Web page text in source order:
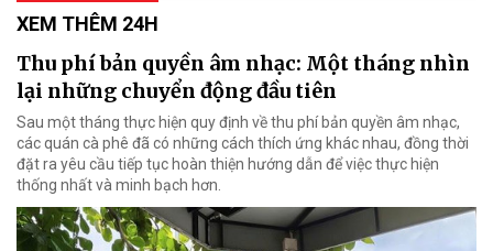
XEM THÊM 24H
Thu phí bản quyền âm nhạc: Một tháng nhìn
lại những chuyển động đầu tiên
Sau một tháng thực hiện quy định về thu phí bản quyền âm nhạc,
các quán cà phê đã có những cách thích ứng khác nhau, đồng thời
đặt ra yêu cầu tiếp tục hoàn thiện hướng dẫn để việc thực hiện
thống nhất và minh bạch hơn.